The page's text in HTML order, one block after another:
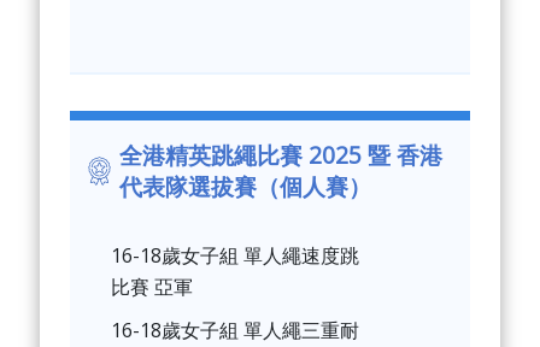
全港精英跳繩比賽 2025 暨 香港
代表隊選拔賽（個人賽）
16-18歲女子組 單人繩速度跳
比賽 亞軍
16-18歲女子組 單人繩三重耐